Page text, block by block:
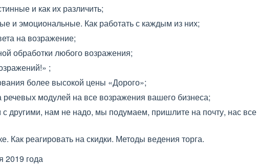
и как их различить;
и эмоциональные. Как работать с каждым из них;
на возражение;
обработки любого возражения;
;
более высокой цены «Дорого»;
речевых модулей на все возражения вашего бизнеса;
с другими, нам не надо, мы подумаем, пришлите на почту, нас все
Как реагировать на скидки. Методы ведения торга.
2019 года